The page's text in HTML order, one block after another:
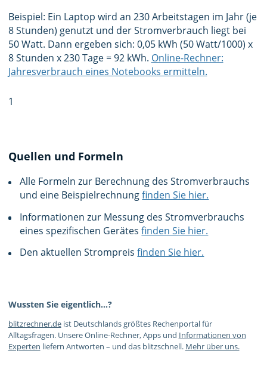
Beispiel: Ein Laptop wird an 230 Arbeitstagen im Jahr (je
8 Stunden) genutzt und der Stromverbrauch liegt bei
50 Watt. Dann ergeben sich: 0,05 kWh (50 Watt/1000) x
8 Stunden x 230 Tage = 92 kWh. Online-Rechner:
Jahresverbrauch eines Notebooks ermitteln.
1
Quellen und Formeln
Alle Formeln zur Berechnung des Stromverbrauchs
und eine Beispielrechnungfinden Sie hier.
Informationen zur Messung des Stromverbrauchs
eines spezifischen Gerätesfinden Sie hier.
Den aktuellen Strompreisfinden Sie hier.
Wussten Sie eigentlich…?
blitzrechner.deist Deutschlands größtes Rechenportal für
Alltagsfragen. Unsere Online-Rechner, Apps und Informationen von
Experten liefern Antworten – und das blitzschnell. Mehr über uns.